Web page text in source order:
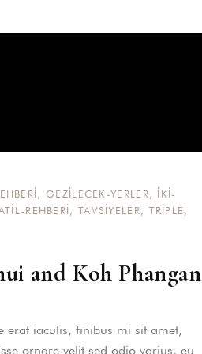
, GEZILECEK-YERLER, IKI-
REHBERI, TAVSIYELER, TRIPLE ,
and Koh Phangan
erat iaculis, finibus mi sit amet,
ornare velit sed odio varius, eu